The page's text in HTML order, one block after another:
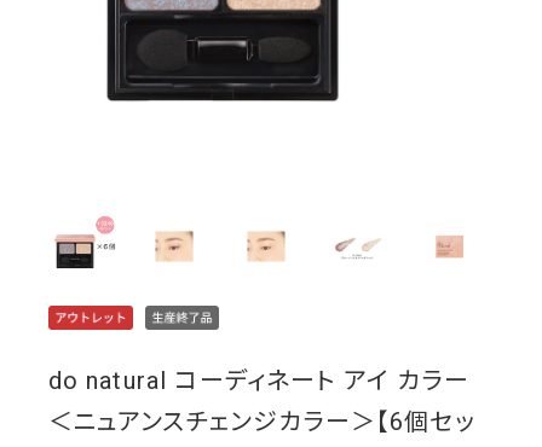
do natural コーディネート アイ カラー
＜ニュアンスチェンジカラー＞【6個セッ